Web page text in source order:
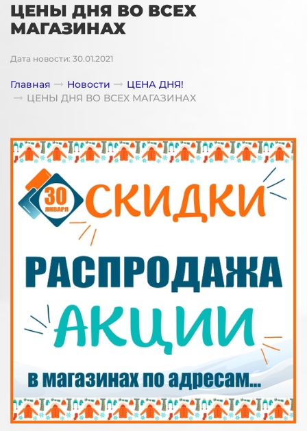
ЦЕНЫ ДНЯ ВО ВСЕХ
МАГАЗИНАХ
Дата новости: 30.01.2021
Главная Новости
ЦЕНА ДНЯ!
ЦЕНЫ ДНЯ ВО ВСЕХ МАГАЗИНАХ